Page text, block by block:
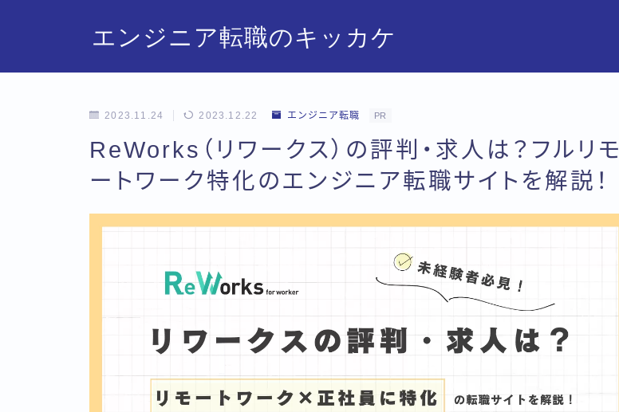
エンジニア転職のキッカケ
2023.11.24 2023.12.22 エンジニア転職 PR
ReWorks（リワークス）の評判・求人は？フルリモ
ートワーク特化のエンジニア転職サイトを解説！